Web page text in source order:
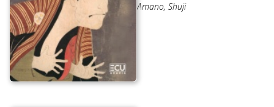
Amano, Shuji